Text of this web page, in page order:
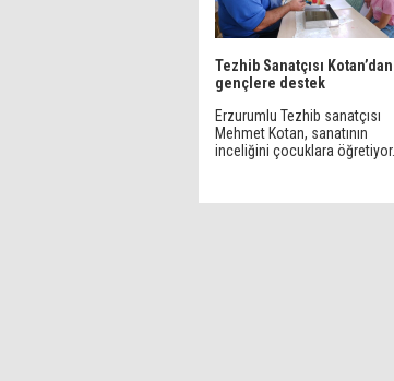
Tezhib Sanatçısı Kotan’dan
gençlere destek
Erzurumlu Tezhib sanatçısı
Mehmet Kotan, sanatının
inceliğini çocuklara öğretiyor.